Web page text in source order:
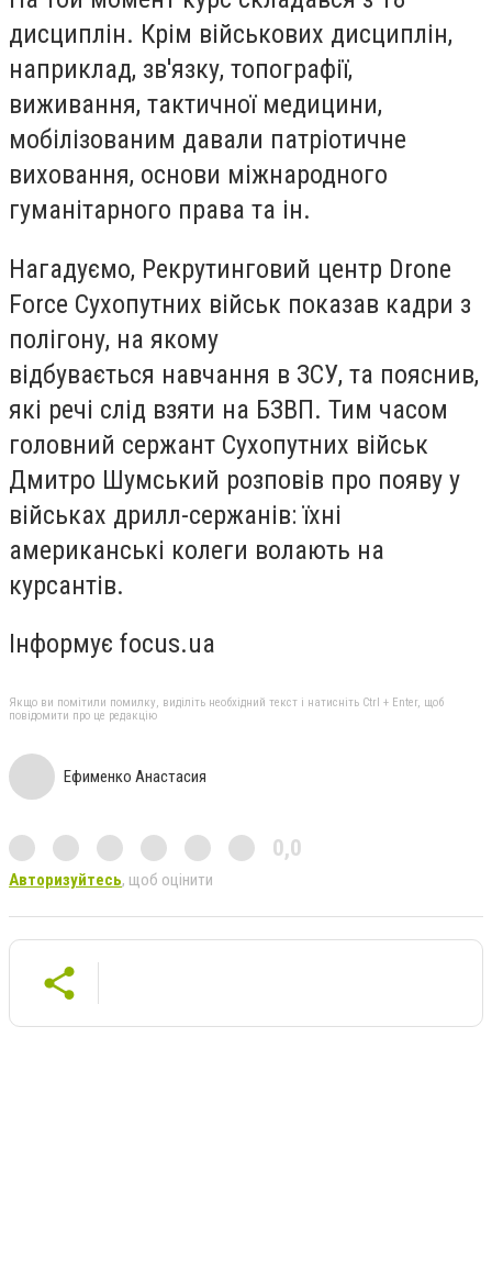
дисциплін. Крім військових дисциплін,
наприклад, зв'язку, топографії,
виживання, тактичної медицини,
мобілізованим давали патріотичне
виховання, основи міжнародного
гуманітарного права та ін.
Нагадуємо, Рекрутинговий центр Drone
Force Сухопутних військ показав кадри з
полігону, на якому
відбувається навчання в ЗСУ, та пояснив,
які речі слід взяти на БЗВП. Тим часом
головний сержант Сухопутних військ
Дмитро Шумський розповів про появу у
військах дрилл-сержанів: їхні
американські колеги волають на
курсантів.
Інформує focus.ua
Якщо ви помітили помилку, виділіть необхідний текст і натисніть Ctrl + Enter, щоб
повідомити про це редакцію
Ефименко Анастасия
0,0
Авторизуйтесь, щоб оцінити